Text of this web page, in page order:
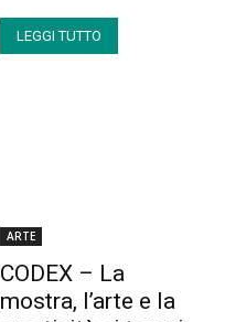
LEGGI TUTTO
ARTE
CODEX – La
mostra, l’arte e la